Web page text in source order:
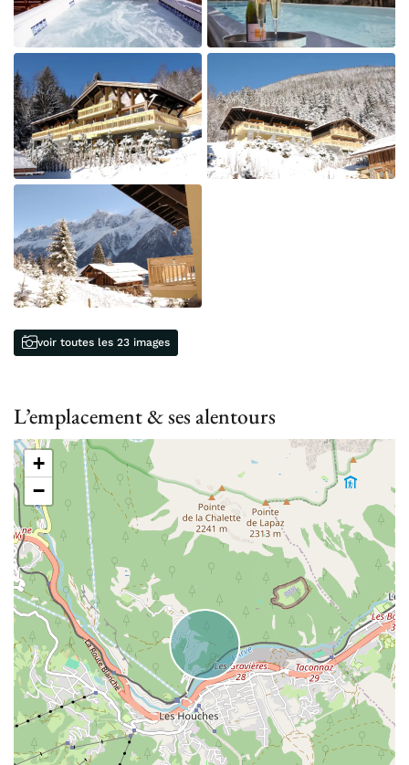
voir toutes les 23 images
L’emplacement & ses alentours
+
−